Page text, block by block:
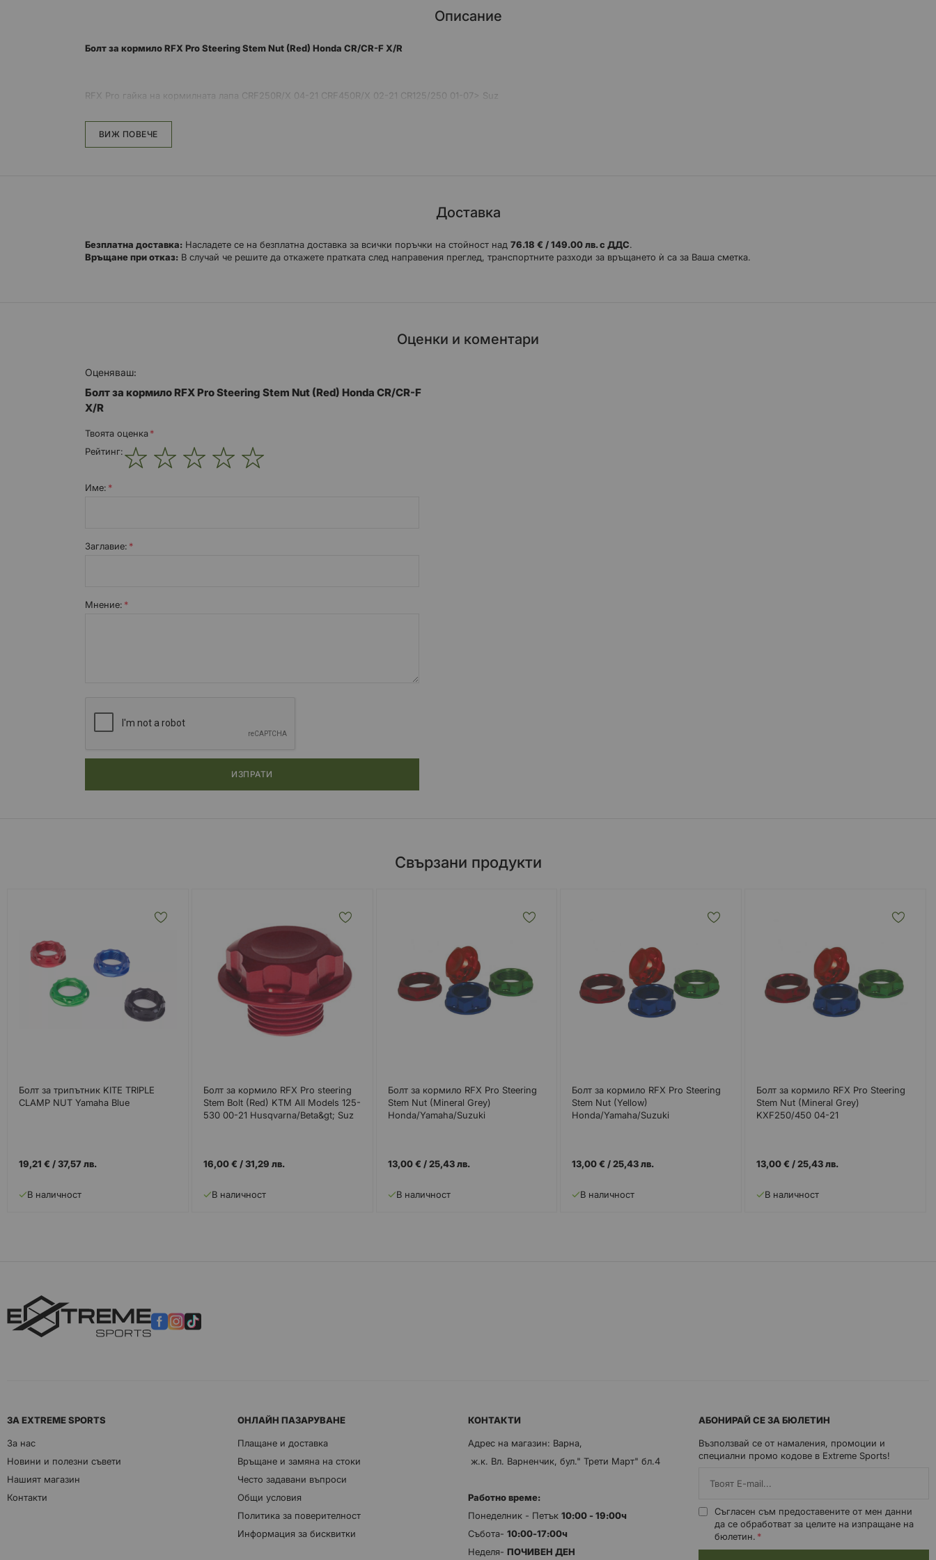
Описание
Болт за кормило RFX Pro Steering Stem Nut (Red) Honda CR/CR-F X/R
RFX Pro гайка на кормилната лапа CRF250R/X 04-21 CRF450R/X 02-21 CR125/250 01-07> Suz
ВИЖ ПОВЕЧЕ
Доставка
Безплатна доставка: Насладете се на безплатна доставка за всички поръчки на стойност над 76.18 € / 149.00 лв. с ДДС.
Връщане при отказ: В случай че решите да откажете пратката след направения преглед, транспортните разходи за връщането ѝ са за Ваша сметка.
Оценки и коментари
Оценяваш:
Болт за кормило RFX Pro Steering Stem Nut (Red) Honda CR/CR-F
X/R
Твоята оценка
Рейтинг:
Име:
Заглавиe:
Мнение:
ИЗПРАТИ
Свързани продукти
Болт за трипътник KITE TRIPLE
CLAMP NUT Yamaha Blue
19,21 € /37,57 лв.
В наличност
Болт за кормило RFX Pro steering
Stem Bolt (Red) KTM All Models 125-
530 00-21 Husqvarna/Beta&gt; Suz
16,00 € /31,29 лв.
В наличност
Болт за кормило RFX Pro Steering
Stem Nut (Mineral Grey)
Honda/Yamaha/Suzuki
13,00 € /25,43 лв.
В наличност
Болт за кормило RFX Pro Steering
Stem Nut (Yellow)
Honda/Yamaha/Suzuki
13,00 € /25,43 лв.
В наличност
Болт за кормило RFX Pro Steering
Stem Nut (Mineral Grey)
KXF250/450 04-21
13,00 € /25,43 лв.
В наличност
ЗА EXTREME SPORTS
За нас
Новини и полезни съвети
Нашият магазин
Контакти
ОНЛАЙН ПАЗАРУВАНЕ
Плащане и доставка
Връщане и замяна на стоки
Често задавани въпроси
Общи условия
Политика за поверителност
Информация за бисквитки
КОНТАКТИ
Адрес на магазин: Варна,
ж.к. Вл. Варненчик, бул." Трети Март" бл.4
Работно време:
Понеделник - Петък 10:00 - 19:00ч
Събота- 10:00-17:00ч
Неделя- ПОЧИВЕН ДЕН
АБОНИРАЙ СЕ ЗА БЮЛЕТИН
Възползвай се от намаления, промоции и
специални промо кодове в Extreme Sports!
Съгласен съм предоставените от мен данни
да се обработват за целите на изпращане на
бюлетин.